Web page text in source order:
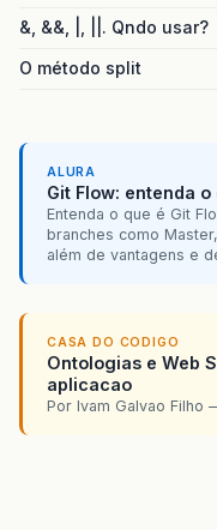
&, &&, |, ||. Qndo usar?
O método split
ALURA
Git Flow: entenda
Entenda o que é Git
branches como
além de vantagens e
CASA DO CODIGO
Ontologias e Web
aplicacao
Por Ivam Galvao Filho